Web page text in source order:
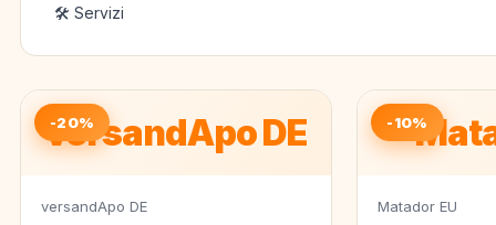
🛠️ Servizi
versandApo DE
-20%
versandApo DE
-10%
Matador EU